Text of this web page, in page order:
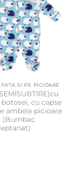
SI PE PICIOARE
cu capse
ambele picioare
(Bumbac